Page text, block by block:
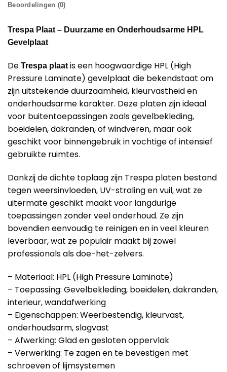
Beoordelingen (0)
Trespa Plaat – Duurzame en Onderhoudsarme HPL
Gevelplaat
De Trespa plaatis een hoogwaardige HPL (High
Pressure Laminate) gevelplaat die bekendstaat om
zijn uitstekende duurzaamheid, kleurvastheid en
onderhoudsarme karakter. Deze platen zijn ideaal
voor buitentoepassingen zoals gevelbekleding,
boeidelen, dakranden, of windveren, maar ook
geschikt voor binnengebruik in vochtige of intensief
gebruikte ruimtes.
Dankzij de dichte toplaag zijn Trespa platen bestand
tegen weersinvloeden, UV-straling en vuil, wat ze
uitermate geschikt maakt voor langdurige
toepassingen zonder veel onderhoud. Ze zijn
bovendien eenvoudig te reinigen en in veel kleuren
leverbaar, wat ze populair maakt bij zowel
professionals als doe-het-zelvers.
– Materiaal: HPL (High Pressure Laminate)
– Toepassing: Gevelbekleding, boeidelen, dakranden,
interieur, wandafwerking
– Eigenschappen: Weerbestendig, kleurvast,
onderhoudsarm, slagvast
– Afwerking: Glad en gesloten oppervlak
– Verwerking: Te zagen en te bevestigen met
schroeven of lijmsystemen